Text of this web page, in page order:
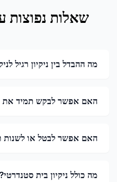
שאלות נפוצות
מה ההבדל בין ניקיון רגיל
האם אפשר לבקש תמיד את
האם אפשר לבטל או לשנות
מה כולל ניקיון בית סטנדרטי?